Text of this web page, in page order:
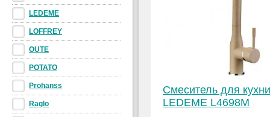
LEDEME
LOFFREY
OUTE
POTATO
Prohanss
Raglo
Смеситель для кухни
LEDEME L4698M